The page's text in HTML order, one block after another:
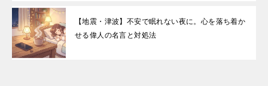
【地震・津波】不安で眠れない夜に。心を落ち着か
せる偉人の名言と対処法